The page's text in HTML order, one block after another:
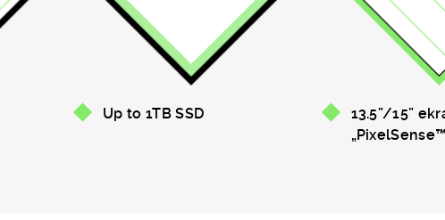
Up to 1TB SSD
13.5”/15”